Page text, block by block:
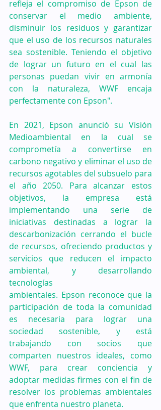
refleja el compromiso de Epson de
conservar el medio ambiente,
disminuir los residuos y garantizar
que el uso de los recursos naturales
sea sostenible. Teniendo el objetivo
de lograr un futuro en el cual las
personas puedan vivir en armonía
con la naturaleza, WWF encaja
perfectamente con Epson".
En 2021, Epson anunció su Visión
Medioambiental en la cual se
comprometía a convertirse en
carbono negativo y eliminar el uso de
recursos agotables del subsuelo para
el año 2050. Para alcanzar estos
objetivos, la empresa está
implementando una serie de
iniciativas destinadas a lograr la
descarbonización cerrando el bucle
de recursos, ofreciendo productos y
servicios que reducen el impacto
ambiental, y desarrollando
tecnologías
ambientales. Epson reconoce que la
participación de toda la comunidad
es necesaria para lograr una
sociedad sostenible, y está
trabajando con socios que
comparten nuestros ideales, como
WWF, para crear conciencia y
adoptar medidas firmes con el fin de
resolver los problemas ambientales
que enfrenta nuestro planeta.